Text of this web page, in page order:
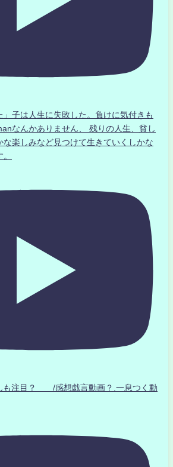
」子は人生に失敗した。負けに気付きも
なんかありません、 残りの人生、貧し
な楽しみなど見つけて生きていくしかな
も注目？ /感想戯言動画？.一息つく動